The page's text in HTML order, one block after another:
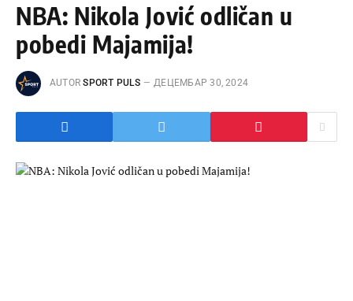
NBA: Nikola Jović odličan u
pobedi Majamija!
AUTOR SPORT PULS ДЕЦЕМБАР 30, 2024